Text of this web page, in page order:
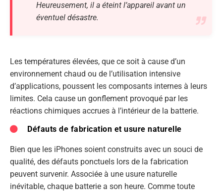
Heureusement, il a éteint l’appareil avant un
éventuel désastre.
Les températures élevées, que ce soit à cause d’un
environnement chaud ou de l’utilisation intensive
d’applications, poussent les composants internes à leurs
limites. Cela cause un gonflement provoqué par les
réactions chimiques accrues à l’intérieur de la batterie.
Défauts de fabrication et usure naturelle
Bien que les iPhones soient construits avec un souci de
qualité, des défauts ponctuels lors de la fabrication
peuvent survenir. Associée à une usure naturelle
inévitable, chaque batterie a son heure. Comme toute